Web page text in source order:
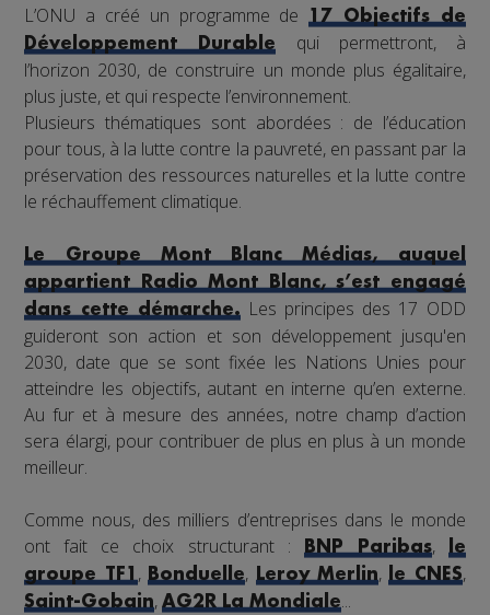
L’ONU a créé un programme de17 Objectifs de
Développement Durable
qui permettront, à
l’horizon 2030, de construire un monde plus égalitaire,
plus juste, et qui respecte l’environnement.
Plusieurs thématiques sont abordées : de l’éducation
pour tous, à la lutte contre la pauvreté, en passant par la
préservation des ressources naturelles et la lutte contre
le réchauffement climatique.
Le Groupe Mont Blanc Médias, auquel
appartient Radio Mont Blanc, s’est engagé
dans cette démarche.Les principes des 17 ODD
guideront son action et son développement jusqu'en
2030, date que se sont fixée les Nations Unies pour
atteindre les objectifs, autant en interne qu’en externe.
Au fur et à mesure des années, notre champ d’action
sera élargi, pour contribuer de plus en plus à un monde
meilleur.
Comme nous, des milliers d’entreprises dans le monde
ont fait ce choix structurant :
BNP Paribas,
le
groupe TF1,Bonduelle, Leroy Merlin,le CNES,
Saint-Gobain,AG2R La Mondiale...